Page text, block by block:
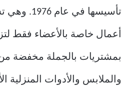
تأسيسها في
أعمال خاصة بالأعضاء فقط
بمشتريات بالجملة مخفضة من
والملابس والأدوات المنزلية